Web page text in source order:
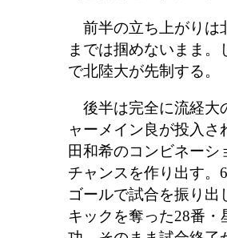
前半の立ち上がりは
までは掴めないまま
で北陸大が先制する。
後半は完全に流経大
ャーメイン良が投入
田和希のコンビネー
チャンスを作り出す。
ゴールで試合を振り出
キックを奪った28番